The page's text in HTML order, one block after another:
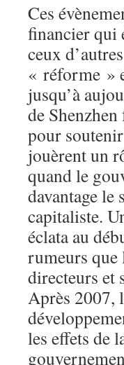
Ces
financier qui
ceux
« réforme »
jusqu’à
de
pour
jouèrent un
quand le
davantage le
capitaliste.
éclata au
rumeurs que
directeurs et
Après 2007,
les effets de